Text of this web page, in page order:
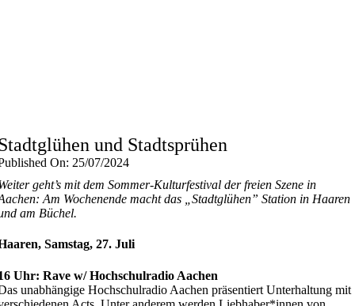
und Stadtsprühen
On: 25/07/2024
geht’s mit dem Sommer-Kulturfestival der freien Szene in
Am Wochenende macht das „Stadtglühen” Station in Haaren
am Büchel.
Samstag, 27. Juli
Uhr: Rave w/ Hochschulradio Aachen
unabhängige Hochschulradio Aachen präsentiert Unterhaltung mit